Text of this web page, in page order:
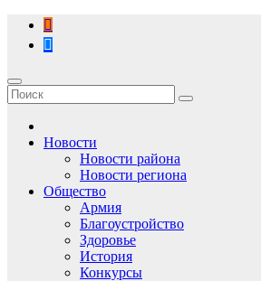
Перейти
содержимому
Новости
Новости района
Новости региона
Общество
Армия
Благоустройство
Здоровье
История
Конкурсы